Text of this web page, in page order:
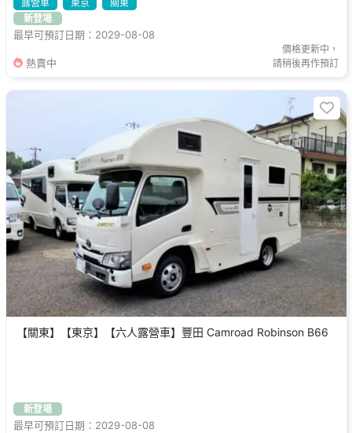
露營車 東京
關東
新登場
最早可預訂日期：2029-08-08
熱賣中
價格更新中，
請稍後再作預訂
【關東】【東京】【六人露營車】豐田 Camroad Robinson B66
新登場
最早可預訂日期：2029-08-08